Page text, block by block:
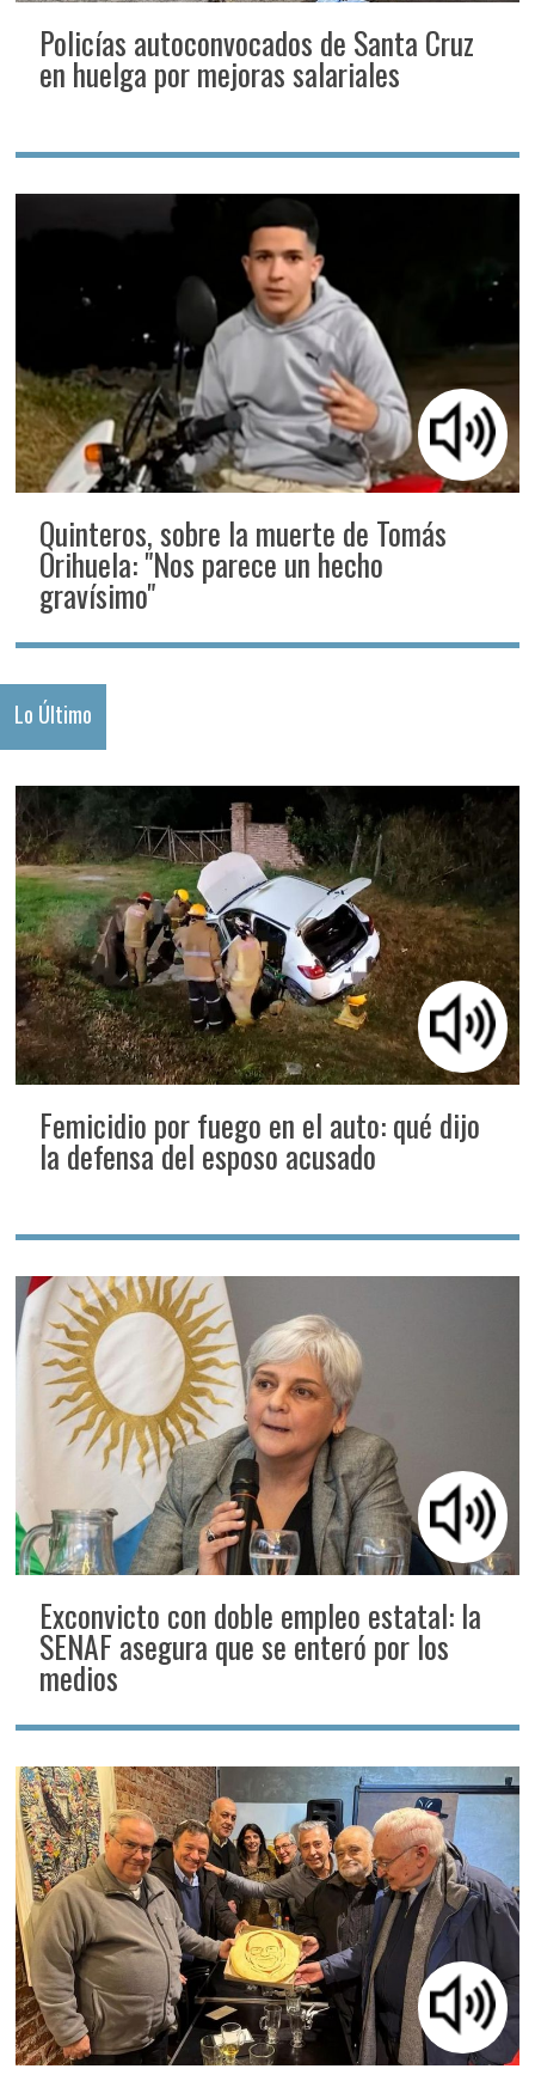
Policías autoconvocados de Santa Cruz
en huelga por mejoras salariales
Quinteros, sobre la muerte de Tomás
Orihuela: "Nos parece un hecho
gravísimo"
Lo Último
Femicidio por fuego en el auto: qué dijo
la defensa del esposo acusado
Exconvicto con doble empleo estatal: la
SENAF asegura que se enteró por los
medios